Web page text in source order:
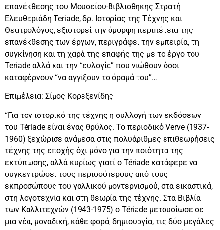
επανέκθεσης του Μουσείου-Βιβλιοθήκης Στρατή
Ελευθεριάδη Teriade, δρ. Ιστορίας της Τέχνης και
Θεατρολόγος, εξιστορεί την όμορφη περιπέτεια της
επανέκθεσης των έργων, περιγράφει την εμπειρία, τη
συγκίνηση και τη χαρά της επαφής της με το έργο του
Teriade αλλά και την “ευλογία” που νιώθουν όσοι
καταφέρνουν “να αγγίξουν το όραμά του”…
Επιμέλεια: Σίμος Κορεξενίδης
“Για τον ιστορικό της τέχνης η συλλογή των εκδόσεων
του Tériade είναι ένας θρύλος. Το περιοδικό Verve (1937-
1960) ξεχώρισε ανάμεσα στις πολυάριθμες επιθεωρήσεις
τέχνης της εποχής όχι μόνο για την ποιότητα της
εκτύπωσης, αλλά κυρίως γιατί ο Tériade κατάφερε να
συγκεντρώσει τους περισσότερους από τους
εκπροσώπους του γαλλικού μοντερνισμού, στα εικαστικά,
στη λογοτεχνία και στη θεωρία της τέχνης. Στα Βιβλία
των Καλλιτεχνών (1943-1975) ο Tériade μετουσίωσε σε
μια νέα, μοναδική, κάθε φορά, δημιουργία, τις δύο μεγάλες